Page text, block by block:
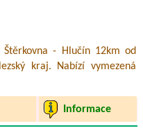
- Hlučín 12km od
kraj. Nabízí vymezená
Informace